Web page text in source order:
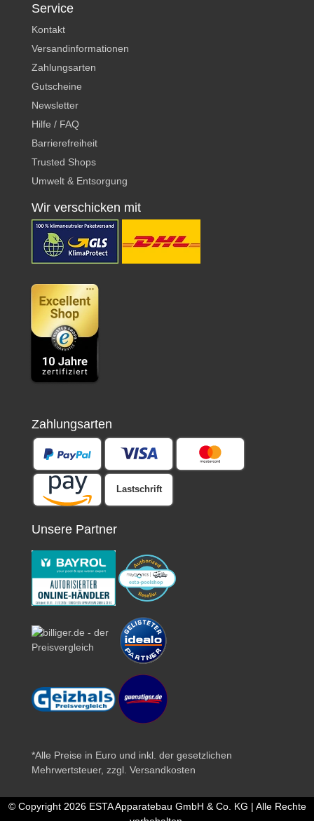
Service
Kontakt
Versandinformationen
Zahlungsarten
Gutscheine
Newsletter
Hilfe / FAQ
Barrierefreiheit
Trusted Shops
Umwelt & Entsorgung
Wir verschicken mit
Zahlungsarten
Lastschrift
Unsere Partner
*Alle Preise in Euro und inkl. der gesetzlichen
Mehrwertsteuer, zzgl. Versandkosten
© Copyright 2026 ESTA Apparatebau GmbH & Co. KG | Alle Rechte